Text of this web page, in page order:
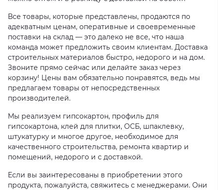
Все товары, которые представлены, продаются по
адекватным ценам, оперативные и своевременные
поставки на склад — это далеко не все, что наша
команда может предложить своим клиентам. Доставка
строительных материалов быстро, недорого и на дом.
Звоните прямо сейчас или делайте заказ через
корзину! Цены вам обязательно понравятся, ведь мы
предлагаем товары от непосредственных
производителей.
Мы реализуем гипсокартон, профиль для
гипсокартона, клей для плитки, ОСБ, шпаклевку,
штукатурку и многое другое, необходимое для
качественного строительства, ремонта квартир и
помещений, недорого и с доставкой.
Если вы заинтересованы в приобретении этого
продукта, пожалуйста, свяжитесь с менеджерами. Они